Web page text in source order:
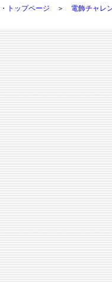
・ トップページ ＞ 電飾チャレ